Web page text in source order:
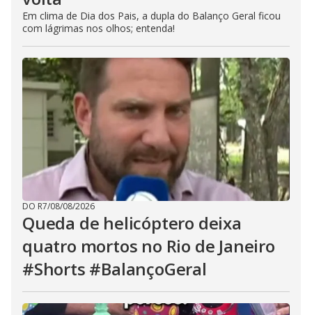
Em clima de Dia dos Pais, a dupla do Balanço Geral ficou
com lágrimas nos olhos; entenda!
DO R7/08/08/2026
Queda de helicóptero deixa
quatro mortos no Rio de Janeiro
#Shorts #BalançoGeral